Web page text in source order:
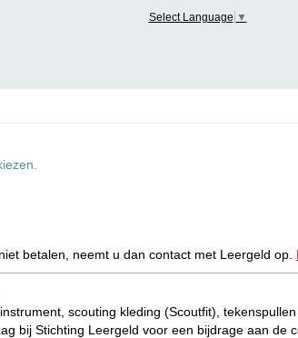
Select Language ▼
betalen, neemt u dan contact met Leergeld op.
scouting kleding (Scoutfit),
bij Stichting Leergeld voor een bijdrage aan de